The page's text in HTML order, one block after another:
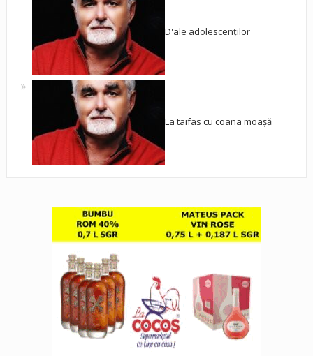
D'ale adolescenților
La taifas cu coana moașă